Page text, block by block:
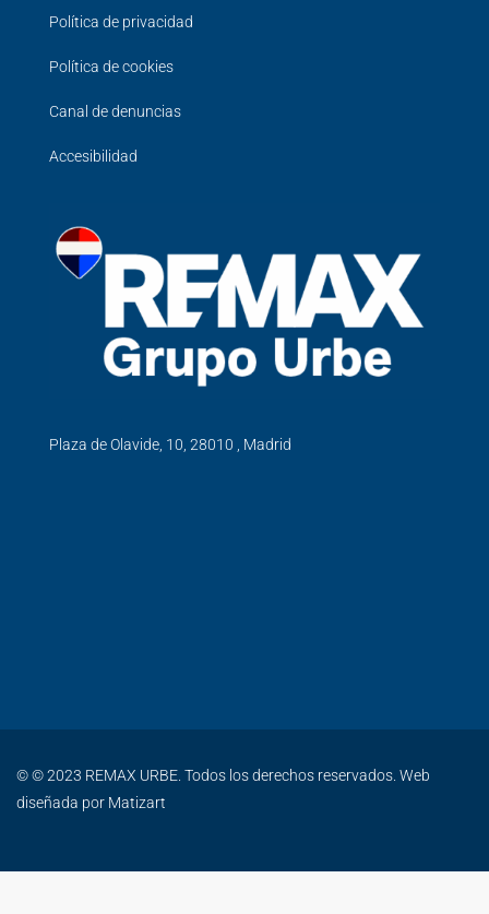
Política de privacidad
Política de cookies
Canal de denuncias
Accesibilidad
Plaza de Olavide, 10, 28010 , Madrid
© © 2023 REMAX URBE. Todos los derechos reservados. Web
diseñada por Matizart